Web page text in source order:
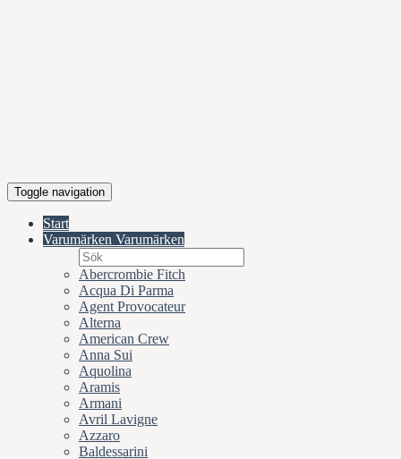
Toggle navigation
Start
Varumärken Varumärken
Abercrombie Fitch
Acqua Di Parma
Agent Provocateur
Alterna
American Crew
Anna Sui
Aquolina
Aramis
Armani
Avril Lavigne
Azzaro
Baldessarini